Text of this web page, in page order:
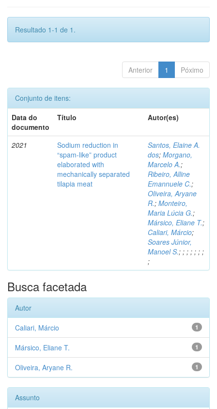
Resultado 1-1 de 1.
Anterior 1 Póximo
Conjunto de itens:
Data do
documento
Título Autor(es)
2021
Sodium reduction in
“spam-like” product
elaborated with
mechanically separated
tilapia meat
Santos, Elaine A.
dos; Morgano,
Marcelo A.;
Ribeiro, Alline
Emannuele C.;
Oliveira, Aryane
R.; Monteiro,
Maria Lúcia G.;
Mársico, Eliane T.;
Caliari, Márcio;
Soares Júnior,
Manoel S.; ; ; ; ; ; ;
;
Busca facetada
Autor
1
Caliari, Márcio
1
Mársico, Eliane T.
1
Oliveira, Aryane R.
Assunto